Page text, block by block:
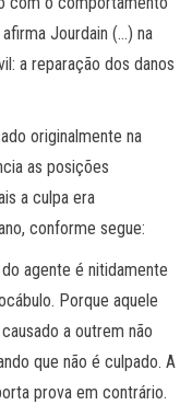
Jourdain (…) na
a reparação dos danos
originalmente na
as posições
a culpa era
conforme segue:
agente é nitidamente
Porque aquele
a outrem não
que não é culpado. A
prova em contrário.